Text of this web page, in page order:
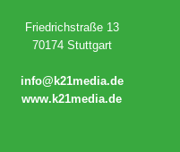
Friedrichstraße 13
70174 Stuttgart
info@k21media.de
www.k21media.de